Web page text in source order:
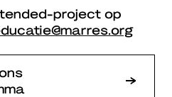
project op